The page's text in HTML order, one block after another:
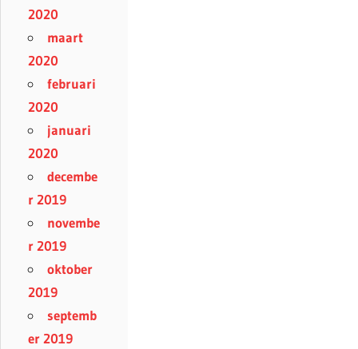
2020
maart
2020
februari
2020
januari
2020
decembe
r 2019
novembe
r 2019
oktober
2019
septemb
er 2019